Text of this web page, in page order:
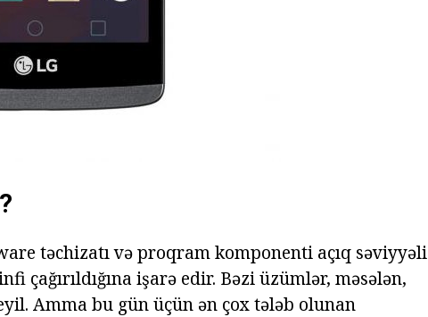
təchizatı və proqram komponenti açıq səviyyəli
çağırıldığına işarə edir. Bəzi üzümlər, məsələn,
Amma bu gün üçün ən çox tələb olunan